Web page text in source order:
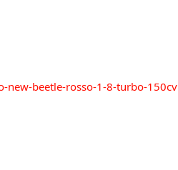
beetle-rosso-1-8-turbo-150cv